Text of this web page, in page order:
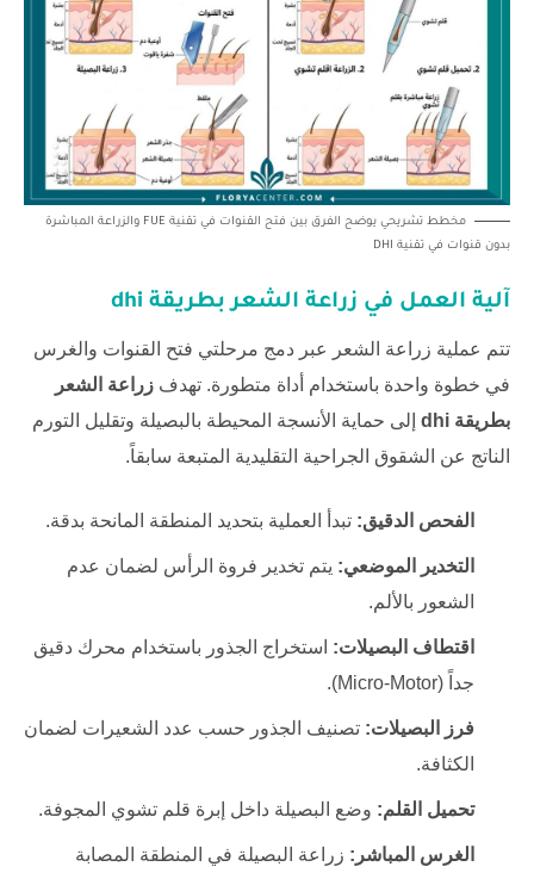
مخطط تشريحي يوضح الفرق بين فتح القنوات في تقنية FUE والزراعة المباشرة
بدون قنوات في تقنية DHI
آلية العمل في زراعة الشعر بطريقة dhi
تتم عملية زراعة الشعر عبر دمج مرحلتي فتح القنوات والغرس
في خطوة واحدة باستخدام أداة متطورة. تهدف زراعة الشعر
بطريقة dhi
إلى حماية الأنسجة المحيطة بالبصيلة وتقليل التورم
الناتج عن الشقوق الجراحية التقليدية المتبعة سابقاً.
الفحص الدقيق: تبدأ العملية بتحديد المنطقة المانحة بدقة.
التخدير الموضعي: يتم تخدير فروة الرأس لضمان عدم
الشعور بالألم.
اقتطاف البصيلات: استخراج الجذور باستخدام محرك دقيق
جداً (Micro-Motor).
فرز البصيلات: تصنيف الجذور حسب عدد الشعيرات لضمان
الكثافة.
تحميل القلم: وضع البصيلة داخل إبرة قلم تشوي المجوفة.
الغرس المباشر: زراعة البصيلة في المنطقة المصابة